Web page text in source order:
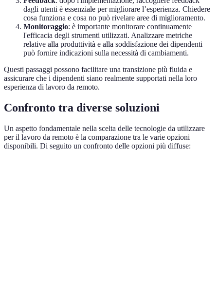
dagli utenti è essenziale per migliorare l’esperienza. Chiedere
cosa funziona e cosa no può rivelare aree di miglioramento.
Monitoraggio: è importante monitorare continuamente
l'efficacia degli strumenti utilizzati. Analizzare metriche
relative alla produttività e alla soddisfazione dei dipendenti
può fornire indicazioni sulla necessità di cambiamenti.
Questi passaggi possono facilitare una transizione più fluida e
assicurare che i dipendenti siano realmente supportati nella loro
esperienza di lavoro da remoto.
Confronto tra diverse soluzioni
Un aspetto fondamentale nella scelta delle tecnologie da utilizzare
per il lavoro da remoto è la comparazione tra le varie opzioni
disponibili. Di seguito un confronto delle opzioni più diffuse: